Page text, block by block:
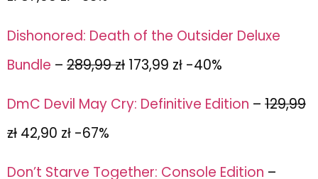
Dishonored: Death of the Outsider Deluxe
Bundle – 289,99 zł 173,99 zł -40%
DmC Devil May Cry: Definitive Edition – 129,99
zł 42,90 zł -67%
Don’t Starve Together: Console Edition –